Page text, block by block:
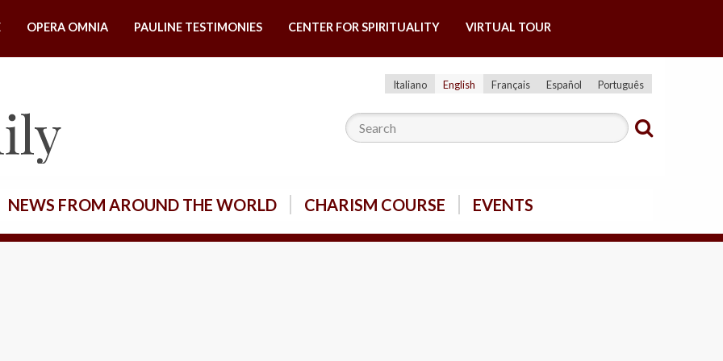
OPERA OMNIA PAULINE TESTIMONIES CENTER FOR SPIRITUALITY VIRTUAL TOUR
Italiano English Français Español Português
NEWS FROM AROUND THE WORLD CHARISM COURSE EVENTS